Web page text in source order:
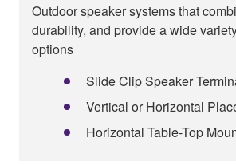
Outdoor speaker systems that
durability, and provide a wide
options
Slide Clip Speaker
Vertical or Horizontal
Horizontal Table-Top